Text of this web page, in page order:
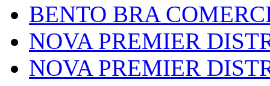
BENTO BRA
NOVA PREMIER
NOVA PREMIER